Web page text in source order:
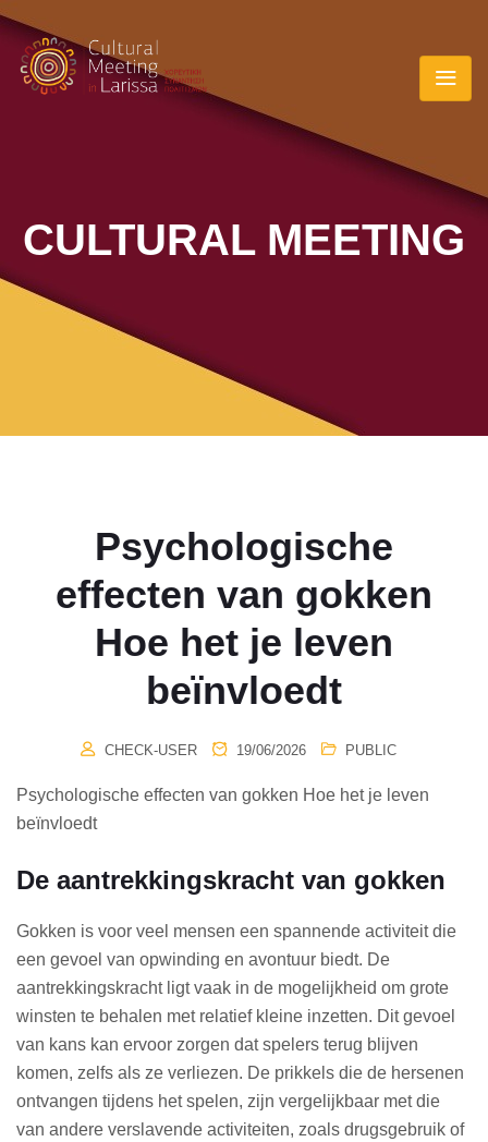
CULTURAL MEETING
Psychologische
effecten van gokken
Hoe het je leven
beïnvloedt
CHECK-USER 19/06/2026 PUBLIC
Psychologische effecten van gokken Hoe het je leven
beïnvloedt
De aantrekkingskracht van gokken
Gokken is voor veel mensen een spannende activiteit die
een gevoel van opwinding en avontuur biedt. De
aantrekkingskracht ligt vaak in de mogelijkheid om grote
winsten te behalen met relatief kleine inzetten. Dit gevoel
van kans kan ervoor zorgen dat spelers terug blijven
komen, zelfs als ze verliezen. De prikkels die de hersenen
ontvangen tijdens het spelen, zijn vergelijkbaar met die
van andere verslavende activiteiten, zoals drugsgebruik of